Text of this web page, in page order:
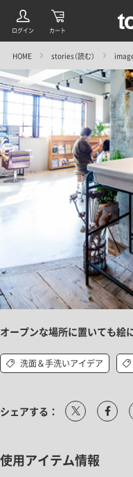
HOME stories（読む）
オープンな場所に置いても絵
洗面＆手洗いアイデア
シェアする：
使用アイテム情報